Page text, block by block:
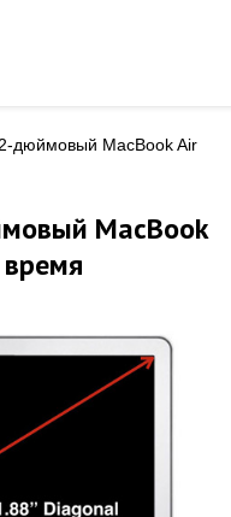
дюймовый MacBook Air
MacBook